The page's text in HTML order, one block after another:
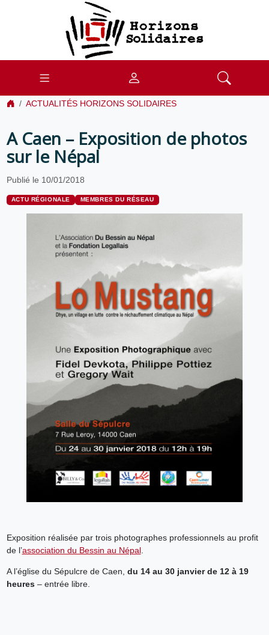
ACTUALITÉS HORIZONS SOLIDAIRES
A Caen – Exposition de photos
sur le Népal
Publié le 10/01/2018
ACTU RÉGIONALE MEMBRES DU RÉSEAU
Exposition réalisée par trois photographes professionnels au profit
de l’association du Bessin au Népal.
A l’église du Sépulcre de Caen, du 14 au 30 janvier de 12 à 19
heures– entrée libre.